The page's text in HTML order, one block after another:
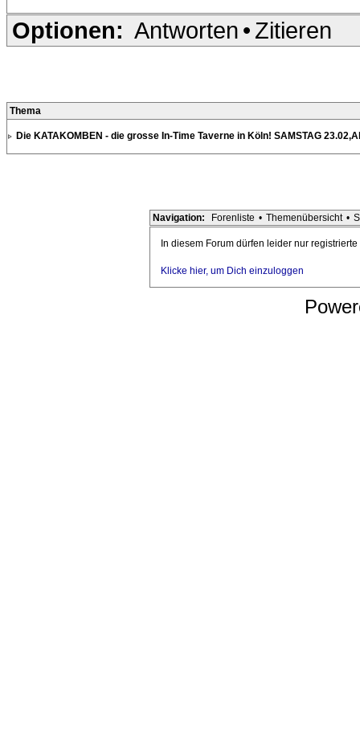
Optionen: Antworten • Zitieren
Thema
Die KATAKOMBEN - die grosse In-Time Taverne in Köln! SAMSTAG
Navigation: Forenliste • Themenübersicht •
In diesem Forum dürfen leider nur
Klicke hier, um Dich einzuloggen